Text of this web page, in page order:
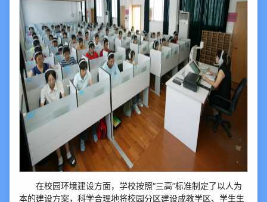
在校园环境建设方面，学校按照“三高”标准制定了以人为
本的建设方案，科学合理地将校园分区建设成教学区、学生生